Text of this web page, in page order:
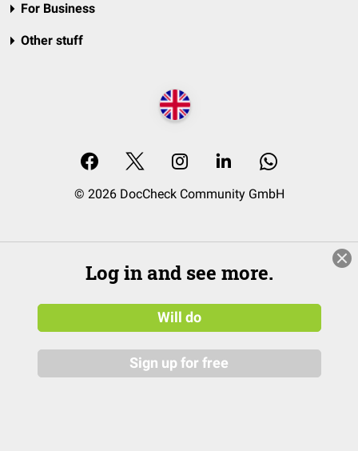
For Business
Other stuff
© 2026 DocCheck Community GmbH
Log in and see more.
Will do
Sign up for free